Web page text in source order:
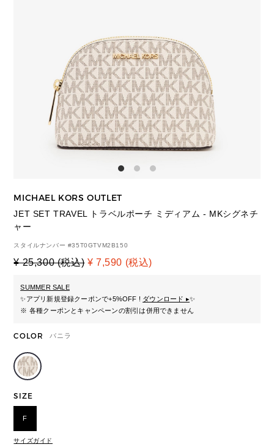
MICHAEL KORS OUTLET
JET SET TRAVEL トラベルポーチ ミディアム - MKシグネチ
ャー
スタイルナンバー #35T0GTVM2B150
¥ 25,300 (税込) ¥ 7,590 (税込)
SUMMER SALE
✨アプリ新規登録クーポンで+5%OFF ! ダウンロード ▸✨
※ 各種クーポンとキャンペーンの割引は併用できません
COLOR バニラ
SIZE
F
サイズガイド